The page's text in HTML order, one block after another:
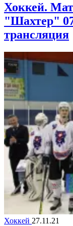
Хоккей.
"Шахтер"
трансляция
Хоккей 27.11.21